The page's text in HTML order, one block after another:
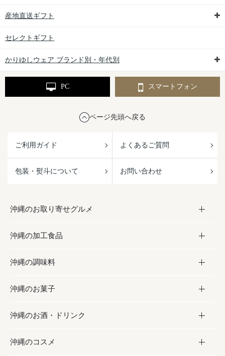
産地直送ギフト
セレクトギフト
かりゆしウェア ブランド別・年代別
PC スマートフォン
ページ先頭へ戻る
ご利用ガイド よくあるご質問
包装・熨斗について お問い合わせ
沖縄のお取り寄せグルメ
お取り寄せグルメ
フルーツ・野菜
お肉
海産物
沖縄の加工食品
加工食品
缶詰／パウチ
沖縄料理
沖縄そば／乾麺
沖縄の調味料
調味料
砂糖／黒砂糖
塩
沖縄のお菓子
お菓子
黒糖
沖縄のお酒・ドリンク
お酒・ドリンク
沖縄のコスメ